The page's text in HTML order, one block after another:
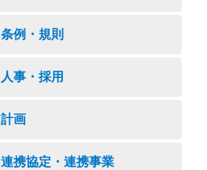
条例・規則
人事・採用
計画
連携協定・連携事業